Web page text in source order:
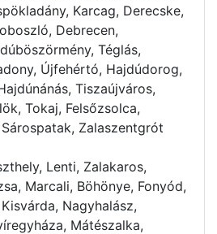
Karcag, Derecske,
Debrecen,
Téglás,
Újfehértó, Hajdúdorog,
Tiszaújváros,
Tokaj, Felsőzsolca,
Zalaszentgrót
Lenti, Zalakaros,
Marcali, Böhönye, Fonyód,
Nagyhalász,
Mátészalka,